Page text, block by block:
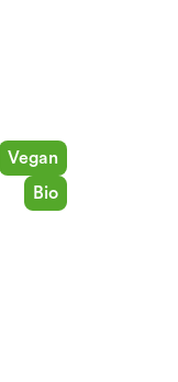
Vegan
Bio